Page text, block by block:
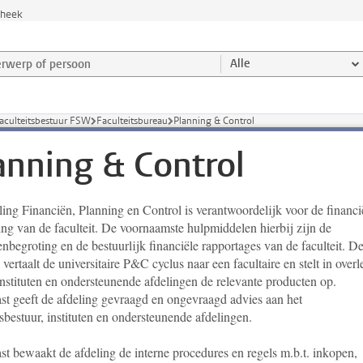
of persoon en selecteer categorie Alle
FSW Faculteitsbureau Planning & Control
& Control
Financiën, Planning en Control is verantwoordelijk voor de
van de faculteit. De voornaamste hulpmiddelen hierbij zijn de
en de bestuurlijk financiële rapportages van de faculteit. De
de universitaire P&C cyclus naar een facultaire en stelt in
en ondersteunende afdelingen de relevante producten op.
geeft de afdeling gevraagd en ongevraagd advies aan het
instituten en ondersteunende afdelingen.
bewaakt de afdeling de interne procedures en regels m.b.t. inkopen,